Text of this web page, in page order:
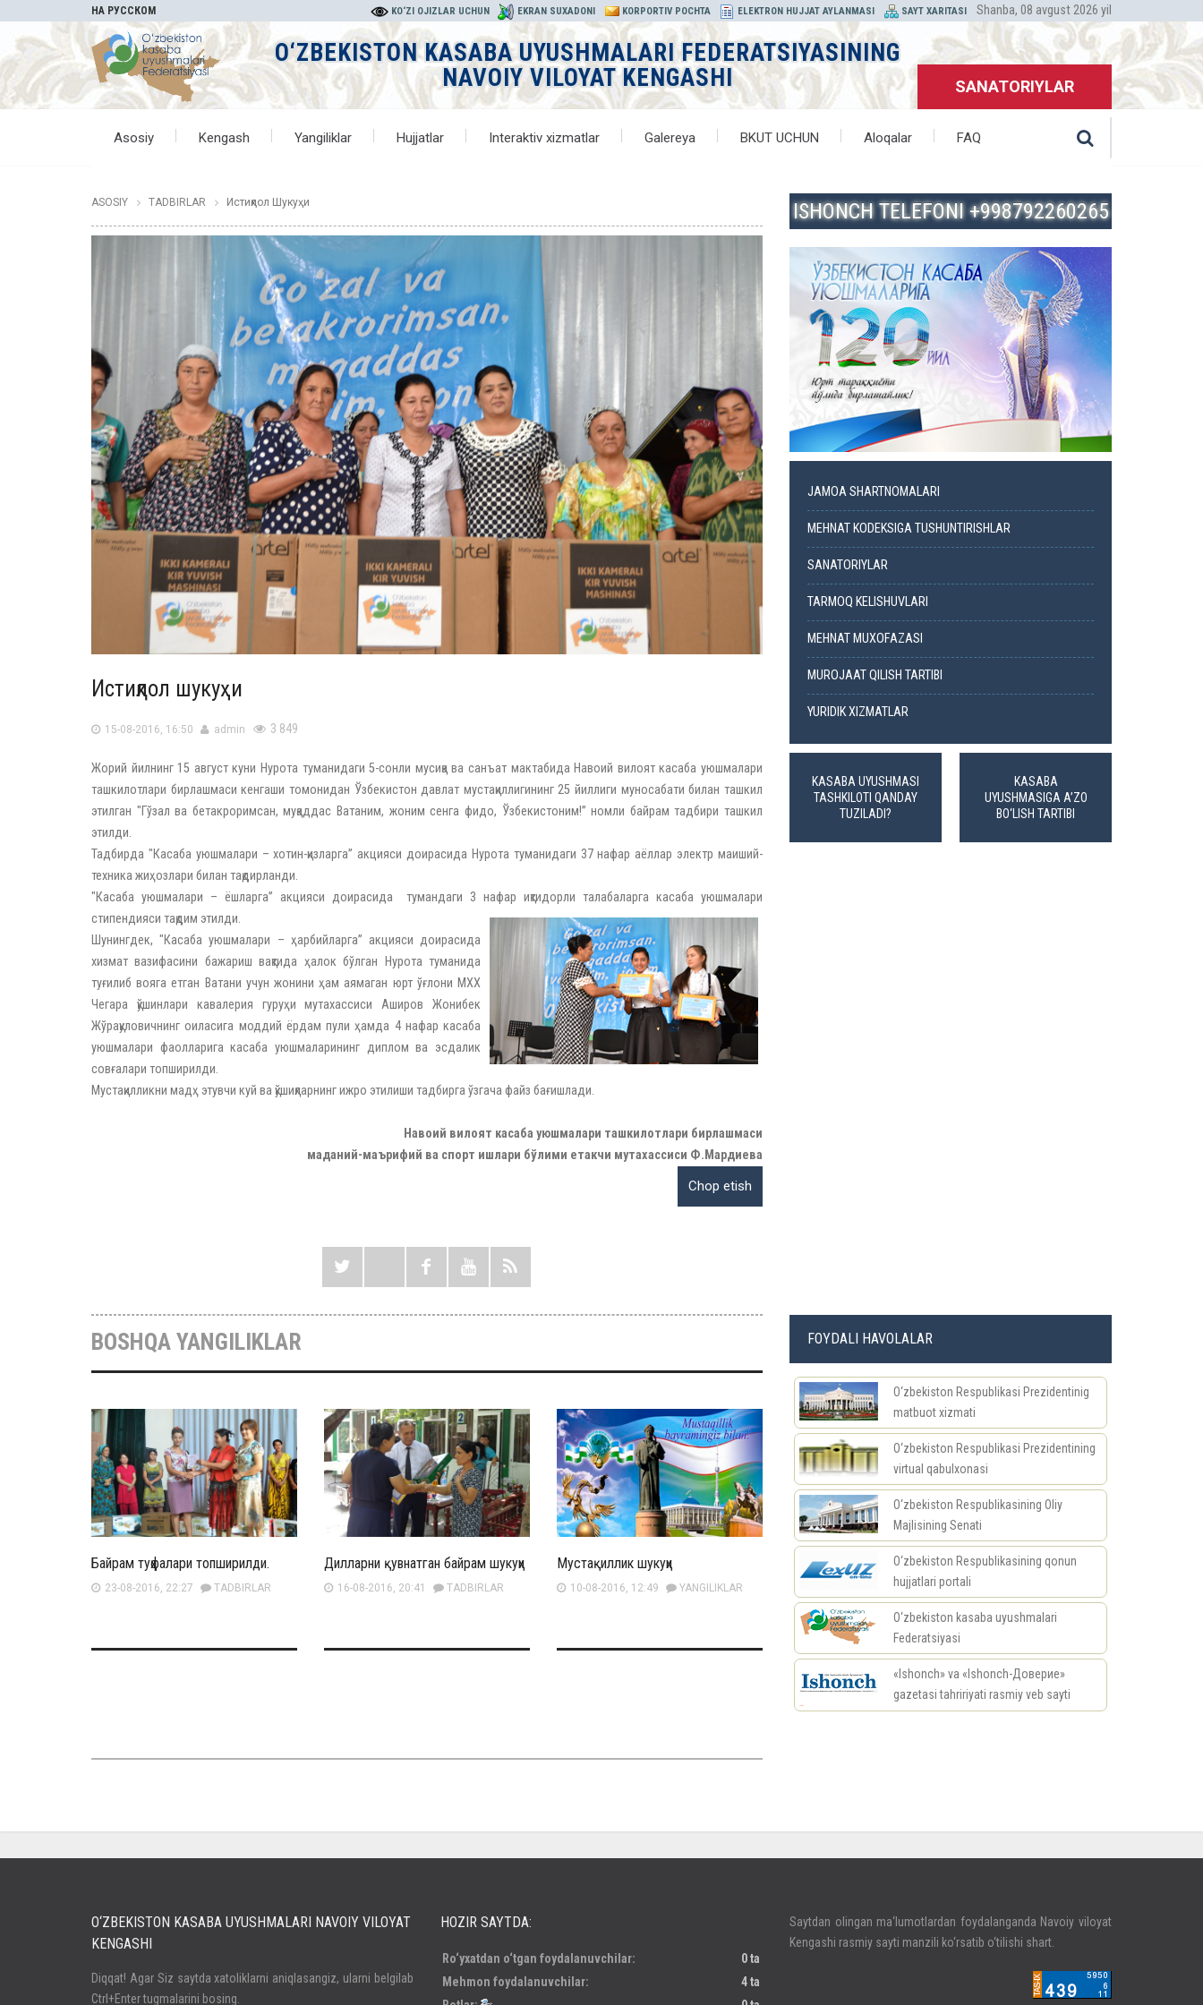
НА РУССКОМ KO‘ZI OJIZLAR UCHUN EKRAN SUXADONI KORPORTIV POCHTA ELEKTRON HUJJAT AYLANMASI SAYT XARITASI Shanba, 08 avgust 2026 yil
O‘ZBEKISTON KASABA UYUSHMALARI FEDERATSIYASINING
NAVOIY VILOYAT KENGASHI
SANATORIYLAR
Asosiy Kengash Yangiliklar Hujjatlar Interaktiv xizmatlar Galereya BKUT UCHUN Aloqalar FAQ
ASOSIY TADBIRLAR Истиқлол Шукуҳи
Истиқлол шукуҳи
15-08-2016, 16:50 admin 3 849
Жорий йилнинг 15 август куни Нурота туманидаги 5-сонли мусиқа ва санъат мактабида Навоий вилоят касаба уюшмалари
ташкилотлари бирлашмаси кенгаши томонидан Ўзбекистон давлат мустақиллигининг 25 йиллиги муносабати билан ташкил
этилган "Гўзал ва бетакроримсан, муқаддас Ватаним, жоним сенга фидо, Ўзбекистоним!” номли байрам тадбири ташкил
этилди.
Тадбирда "Касаба уюшмалари – хотин-қизларга” акцияси доирасида Нурота туманидаги 37 нафар аёллар электр маиший-
техника жиҳозлари билан тақдирланди.
"Касаба уюшмалари – ёшларга” акцияси доирасида тумандаги 3 нафар иқтидорли талабаларга касаба уюшмалари
стипендияси тақдим этилди.
Шунингдек, "Касаба уюшмалари – ҳарбийларга” акцияси доирасида
хизмат вазифасини бажариш вақтида ҳалок бўлган Нурота туманида
туғилиб вояга етган Ватани учун жонини ҳам аямаган юрт ўғлони МХХ
Чегара қўшинлари кавалерия гуруҳи мутахассиси Аширов Жонибек
Жўрақуловичнинг оиласига моддий ёрдам пули ҳамда 4 нафар касаба
уюшмалари фаолларига касаба уюшмаларининг диплом ва эсдалик
совғалари топширилди.
Мустақилликни мадҳ этувчи куй ва қўшиқларнинг ижро этилиши тадбирга ўзгача файз бағишлади.
Навоий вилоят касаба уюшмалари ташкилотлари бирлашмаси
маданий-маърифий ва спорт ишлари бўлими етакчи мутахассиси Ф.Мардиева
BOSHQA YANGILIKLAR
Байрам туҳфалари топширилди.
23-08-2016, 22:27 TADBIRLAR
Дилларни қувнатган байрам шукуҳи
16-08-2016, 20:41 TADBIRLAR
Мустақиллик шукуҳи
10-08-2016, 12:49 YANGILIKLAR
ISHONCH TELEFONI +998792260265
JAMOA SHARTNOMALARI
MEHNAT KODEKSIGA TUSHUNTIRISHLAR
SANATORIYLAR
TARMOQ KELISHUVLARI
MEHNAT MUXOFAZASI
MUROJAAT QILISH TARTIBI
YURIDIK XIZMATLAR
KASABA UYUSHMASI
TASHKILOTI QANDAY
TUZILADI?
KASABA
UYUSHMASIGA A’ZO
BO‘LISH TARTIBI
FOYDALI HAVOLALAR
O‘zbekiston Respublikasi Prezidentinig
matbuot xizmati
O‘zbekiston Respublikasi Prezidentining
virtual qabulxonasi
O‘zbekiston Respublikasining Oliy
Majlisining Senati
O‘zbekiston Respublikasining qonun
hujjatlari portali
O‘zbekiston kasaba uyushmalari
Federatsiyasi
«Ishonch» va «Ishonch-Доверие»
gazetasi tahririyati rasmiy veb sayti
Кириш
O‘ZBEKISTON KASABA UYUSHMALARI NAVOIY VILOYAT
KENGASHI
Diqqat! Agar Siz saytda xatoliklarni aniqlasangiz, ularni belgilab
Ctrl+Enter tugmalarini bosing.
HOZIR SAYTDA:
Ro‘yxatdan o‘tgan foydalanuvchilar:
0 ta
Mehmon foydalanuvchilar:
4 ta
Saytdan olingan ma‘lumotlardan foydalanganda Navoiy viloyat
Kengashi rasmiy sayti manzili ko‘rsatib o‘tilishi shart.